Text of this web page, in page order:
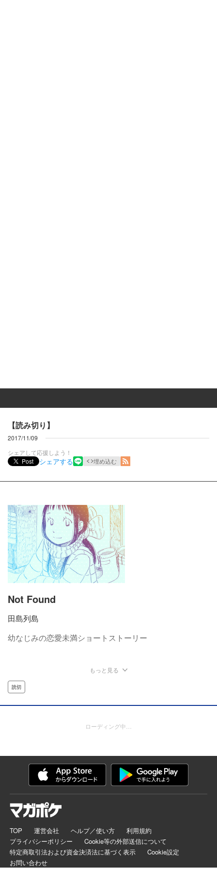
【読み切り】
2017/11/09
シェアして応援しよう！
Post
シェアする 埋め込む
Not Found
田島列島
幼なじみの恋愛未満ショートストーリー
もっと見る
読切
ローディング中…
TOP 運営会社 ヘルプ／使い方
利用規約
プライバシーポリシー
Cookie等の外部送信について
特定商取引法および資金決済法に基づく表示
Cookie設定
お問い合わせ